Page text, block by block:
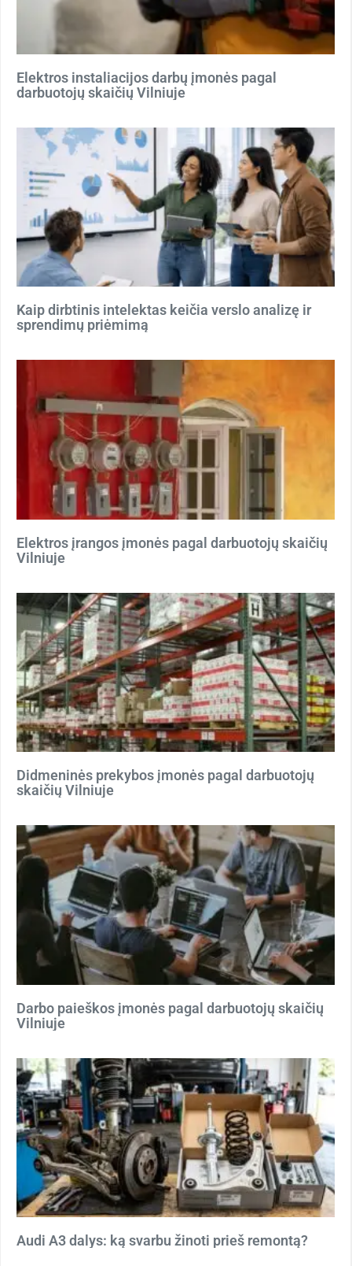
Elektros instaliacijos darbų įmonės pagal
darbuotojų skaičių Vilniuje
Kaip dirbtinis intelektas keičia verslo analizę ir
sprendimų priėmimą
Elektros įrangos įmonės pagal darbuotojų skaičių
Vilniuje
Didmeninės prekybos įmonės pagal darbuotojų
skaičių Vilniuje
Darbo paieškos įmonės pagal darbuotojų skaičių
Vilniuje
Audi A3 dalys: ką svarbu žinoti prieš remontą?